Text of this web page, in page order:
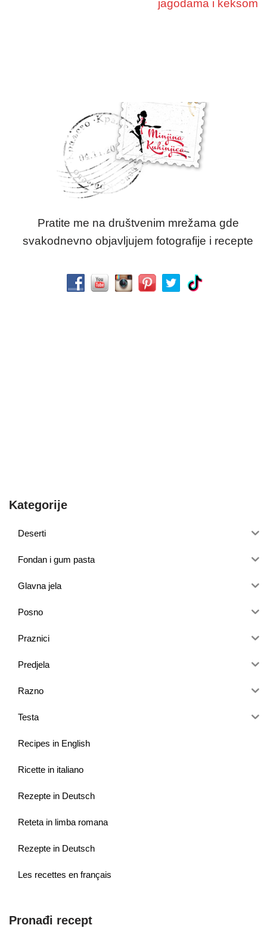
jagodama i keksom
Pratite me na društvenim mrežama gde
svakodnevno objavljujem fotografije i recepte
Kategorije
Deserti
Fondan i gum pasta
Glavna jela
Posno
Praznici
Predjela
Razno
Testa
Recipes in English
Ricette in italiano
Rezepte in Deutsch
Reteta in limba romana
Rezepte in Deutsch
Les recettes en français
Pronađi recept